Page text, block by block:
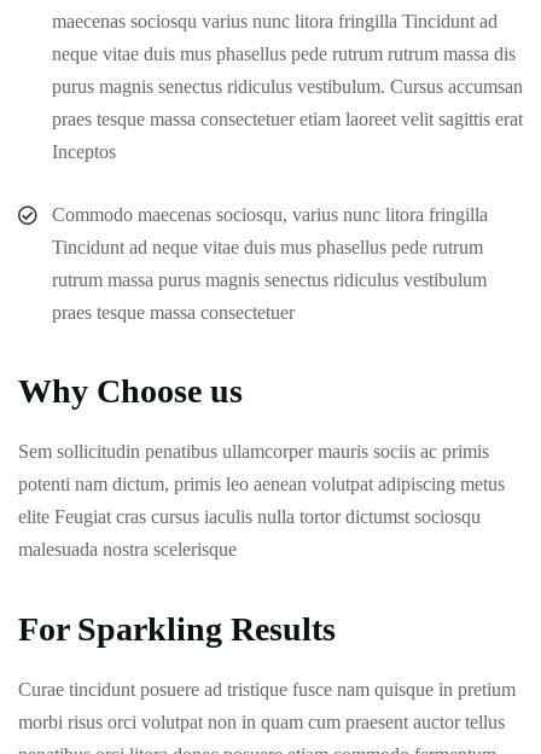
maecenas sociosqu varius nunc litora fringilla Tincidunt ad
neque vitae duis mus phasellus pede rutrum rutrum massa dis
purus magnis senectus ridiculus vestibulum. Cursus accumsan
praes tesque massa consectetuer etiam laoreet velit sagittis erat
Inceptos
Commodo maecenas sociosqu, varius nunc litora fringilla
Tincidunt ad neque vitae duis mus phasellus pede rutrum
rutrum massa purus magnis senectus ridiculus vestibulum
praes tesque massa consectetuer
Why Choose us
Sem sollicitudin penatibus ullamcorper mauris sociis ac primis
potenti nam dictum, primis leo aenean volutpat adipiscing metus
elite Feugiat cras cursus iaculis nulla tortor dictumst sociosqu
malesuada nostra scelerisque
For Sparkling Results
Curae tincidunt posuere ad tristique fusce nam quisque in pretium
morbi risus orci volutpat non in quam cum praesent auctor tellus